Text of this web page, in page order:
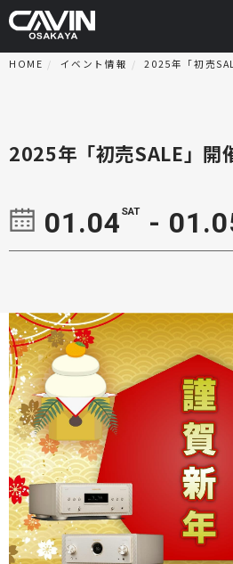
HOME イベント情報 2025年「初売
2025年「初売SALE」開
01.04 SAT -